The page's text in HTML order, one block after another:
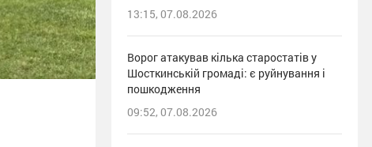
13:15, 07.08.2026
Ворог атакував кілька старостатів у
Шосткинській громаді: є руйнування і
пошкодження
09:52, 07.08.2026